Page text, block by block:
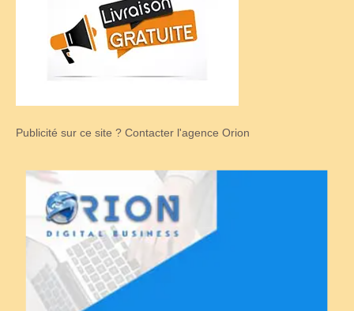
Publicité sur ce site ? Contacter l'agence Orion